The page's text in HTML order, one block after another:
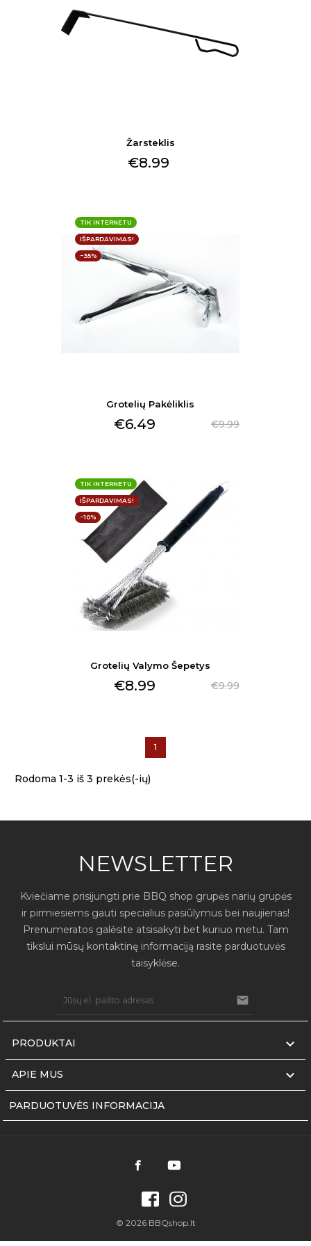
Žarsteklis
€8.99
Grotelių Pakėliklis
€9.99
€6.49
TIK INTERNETU
IŠPARDAVIMAS!
−35%
Grotelių Valymo Šepetys
€9.99
€8.99
TIK INTERNETU
IŠPARDAVIMAS!
−10%
Rodoma 1-3 iš 3 prekės(-ių)
1
NEWSLETTER
Kviečiame prisijungti prie BBQ shop grupės narių grupės
ir pirmiesiems gauti specialius pasiūlymus bei naujienas!
Prenumeratos galėsite atsisakyti bet kuriuo metu. Tam
tikslui mūsų kontaktinę informaciją rasite parduotuvės
taisyklėse.

PRODUKTAI 
APIE MUS 
PARDUOTUVĖS INFORMACIJA
© 2026 BBQshop.lt